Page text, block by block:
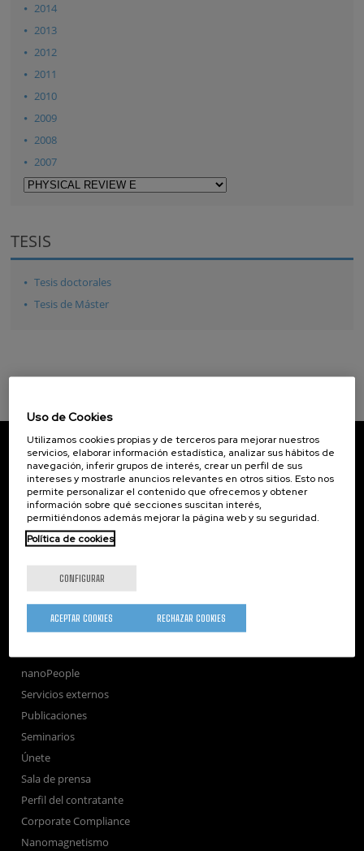
2014
2013
2012
2011
2010
2009
2008
2007
TESIS
Tesis doctorales
Tesis de Máster
CIC nanoGUNE
Tolosa Hiribidea, 76
E-20018 Donostia / San Sebastian
+34 9... Ver teléfono·nano@nanogune.eu
Subscribe to our Newsletter
nanoGUNE
Investigación
Formación
nanoPeople
Servicios externos
Publicaciones
Seminarios
Únete
Sala de prensa
Perfil del contratante
Corporate Compliance
Nanomagnetismo
Uso de Cookies
Utilizamos cookies propias y de terceros para mejorar nuestros
servicios, elaborar información estadística, analizar sus hábitos de
navegación, inferir grupos de interés, crear un perfil de sus
intereses y mostrarle anuncios relevantes en otros sitios. Esto nos
permite personalizar el contenido que ofrecemos y obtener
información sobre qué secciones suscitan interés,
permitiéndonos además mejorar la página web y su seguridad.
Política de cookies
CONFIGURAR
RECHAZAR COOKIES
ACEPTAR COOKIES